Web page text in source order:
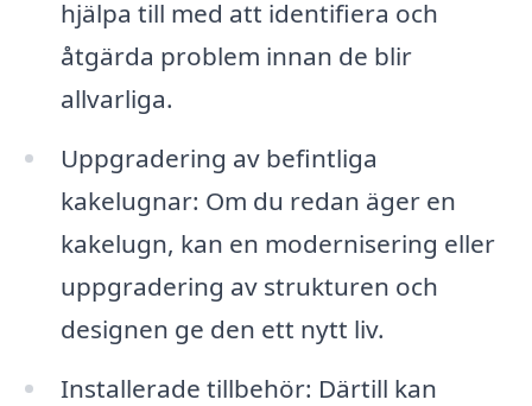
hjälpa till med att identifiera och
åtgärda problem innan de blir
allvarliga.
Uppgradering av befintliga
kakelugnar: Om du redan äger en
kakelugn, kan en modernisering eller
uppgradering av strukturen och
designen ge den ett nytt liv.
Installerade tillbehör: Därtill kan